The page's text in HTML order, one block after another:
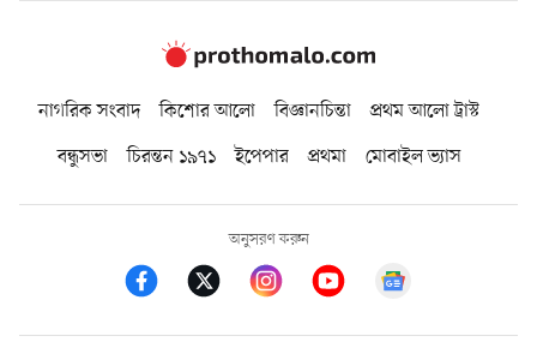
নাগরিক সংবাদ কিশোর আলো বিজ্ঞানচিন্তা
প্রথম আলো ট্রাস্ট
বন্ধুসভা
চিরন্তন ১৯৭১ ইপেপার প্রথমা মোবাইল ভ্যাস
অনুসরণ করুন